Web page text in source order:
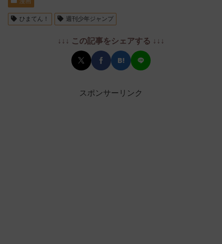
ひまてん！ 週刊少年ジャンプ
↓↓↓ この記事をシェアする ↓↓↓
スポンサーリンク